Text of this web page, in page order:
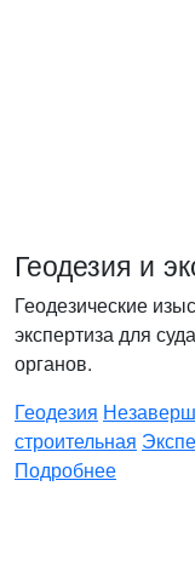
Геодезия и
Геодезические
экспертиза для
органов.
Геодезия
строительная
Подробнее